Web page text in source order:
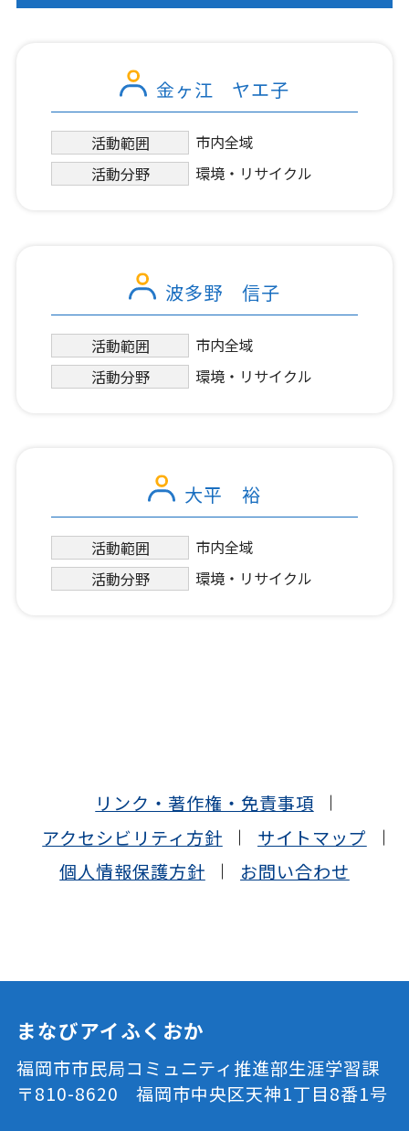
金ヶ江 ヤエ子
活動範囲
市内全域
活動分野
環境・リサイクル
波多野 信子
活動範囲
市内全域
活動分野
環境・リサイクル
大平 裕
活動範囲
市内全域
活動分野
環境・リサイクル
リンク・著作権・免責事項
アクセシビリティ方針
サイトマップ
個人情報保護方針
お問い合わせ
まなびアイふくおか
福岡市市民局コミュニティ推進部生涯学習課
〒810-8620 福岡市中央区天神1丁目8番1号